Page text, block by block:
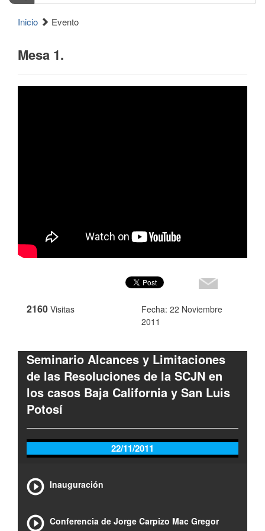
Inicio Evento
Mesa 1.
2160 Visitas
Fecha: 22 Noviembre
2011
Seminario Alcances y Limitaciones
de las Resoluciones de la SCJN en
los casos Baja California y San Luis
Potosí
22/11/2011
Inauguración
Conferencia de Jorge Carpizo Mac Gregor